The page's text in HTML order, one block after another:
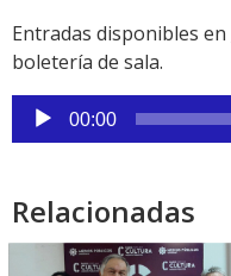
Entradas disponibles en
boletería de sala.
Reproductor
de
00:00
Relacionadas